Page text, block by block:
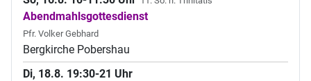
Abendmahlsgottesdienst
Pfr. Volker Gebhard
Bergkirche Pobershau
Di, 18.8. 19:30-21 Uhr